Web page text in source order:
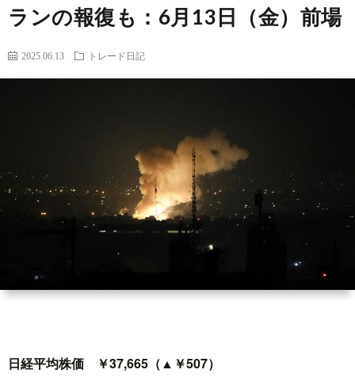
投
界
ランの報復も：6月13日（金）前場
2025.06.13 トレード日記
日経平均株価 ￥37,665（▲￥507）